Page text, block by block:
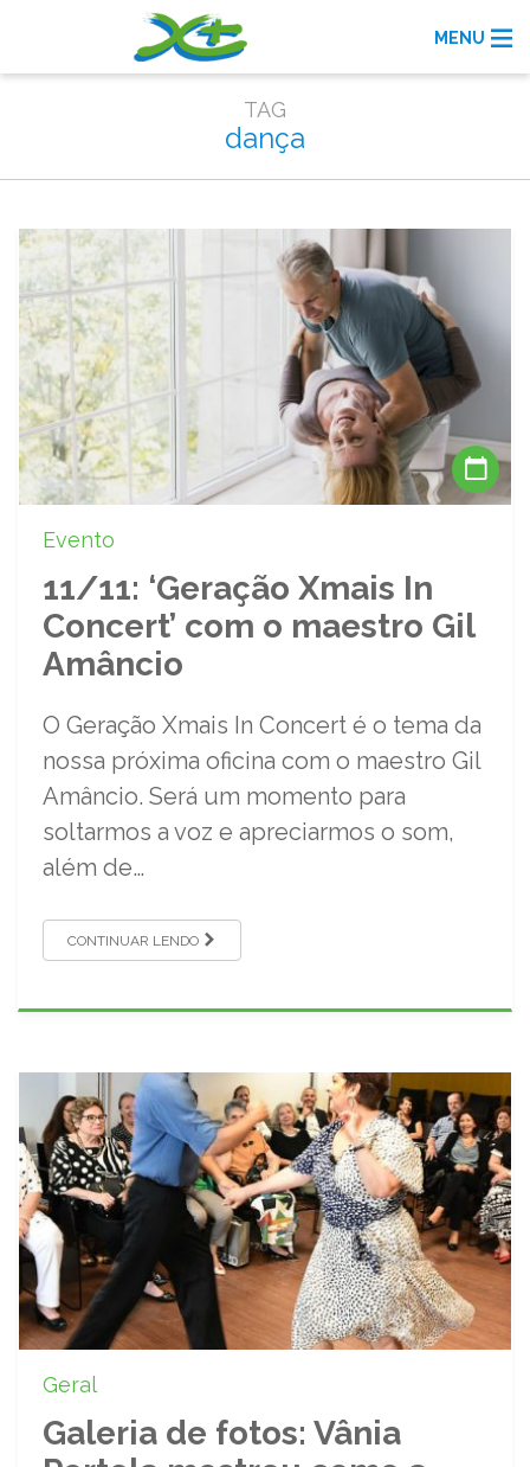
MENU
TAG
dança
Evento
11/11: ‘Geração Xmais In
Concert’ com o maestro Gil
Amâncio
O Geração Xmais In Concert é o tema da
nossa próxima oficina com o maestro Gil
Amâncio. Será um momento para
soltarmos a voz e apreciarmos o som,
além de…
CONTINUAR LENDO
Geral
Galeria de fotos: Vânia